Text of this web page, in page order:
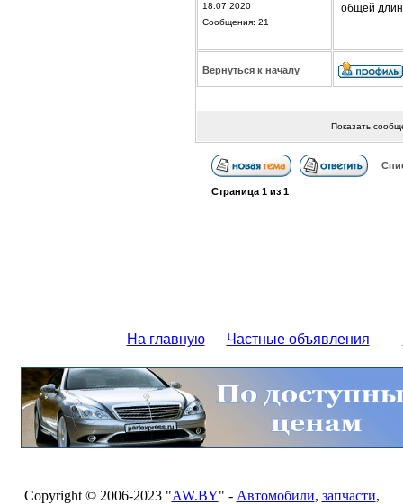
18.07.2020
Сообщения: 21
общей
Вернуться к началу
Показать
Страница 1из 1
На главную Частные объявления
Copyright © 2006-2023 "AW.BY" - Автомобили, запчасти,